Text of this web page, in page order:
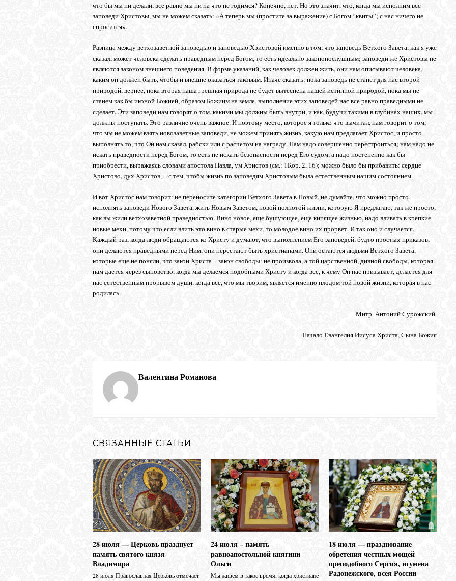
что бы мы ни делали, все равно мы ни на что не годимся? Конечно, нет. Но это значит, что, когда мы исполним все
заповеди Христовы, мы не можем сказать: «А теперь мы (простите за выражение) с Богом “квиты”; с нас ничего не
спросится».
Разница между ветхозаветной заповедью и заповедью Христовой именно в том, что заповедь Ветхого Завета, как я уже
сказал, может человека сделать праведным перед Богом, то есть идеально законопослушным; заповеди же Христовы не
являются законом внешнего поведения. В форме указаний, как человек должен жить, они нам описывают человека,
каким он должен быть, чтобы и внешне оказаться таковым. Иначе сказать: пока заповедь не станет для нас второй
природой, вернее, пока вторая наша грешная природа не будет вытеснена нашей истинной природой, пока мы не
станем как бы иконой Божией, образом Божиим на земле, выполнение этих заповедей нас все равно праведными не
сделает. Эти заповеди нам говорят о том, какими мы должны быть внутри, и как, будучи такими в глубинах наших, мы
должны поступать. Это различие очень важное. И поэтому место, которое я только что вычитал, нам говорит о том,
что мы не можем взять новозаветные заповеди, не можем принять жизнь, какую нам предлагает Христос, и просто
выполнять то, что Он нам сказал, рабски или с расчетом на награду. Нам надо совершенно перестроиться; нам надо не
искать праведности перед Богом, то есть не искать безопасности перед Его судом, а надо постепенно как бы
приобрести, выражаясь словами апостола Павла, ум Христов (см.: 1Кор. 2, 16); можно было бы прибавить: сердце
Христово, дух Христов, – с тем, чтобы жизнь по заповедям Христовым была естественным нашим состоянием.
И вот Христос нам говорит: не переносите категории Ветхого Завета в Новый, не думайте, что можно просто
исполнять заповеди Нового Завета, жить Новым Заветом, новой полнотой жизни, которую Я предлагаю, так же просто,
как вы жили ветхозаветной праведностью. Вино новое, еще бушующее, еще кипящее жизнью, надо вливать в крепкие
новые мехи, потому что если влить это вино в старые мехи, то молодое вино их прорвет. И так оно и случается.
Каждый раз, когда люди обращаются ко Христу и думают, что выполнением Его заповедей, будто простых приказов,
они делаются праведными перед Ним, они перестают быть христианами. Они остаются людьми Ветхого Завета,
которые еще не поняли, что закон Христа – закон свободы: не произвола, а той царственной, дивной свободы, которая
нам дается через сыновство, когда мы делаемся подобными Христу и когда все, к чему Он нас призывает, делается для
нас естественным прорывом души, когда все, что мы творим, является именно плодом той новой жизни, которая в нас
родилась.
Митр. Антоний Сурожский.
Начало Евангелия Иисуса Христа, Сына Божия
Валентина Романова
СВЯЗАННЫЕ СТАТЬИ
28 июля — Церковь празднует
память святого князя
Владимира
28 июля Православная Церковь отмечает
24 июля – память
равноапостольной княгини
Ольги
Мы живем в такое время, когда христиане
18 июля — празднование
обретения честных мощей
преподобного Сергия, игумена
Радонежского, всея России